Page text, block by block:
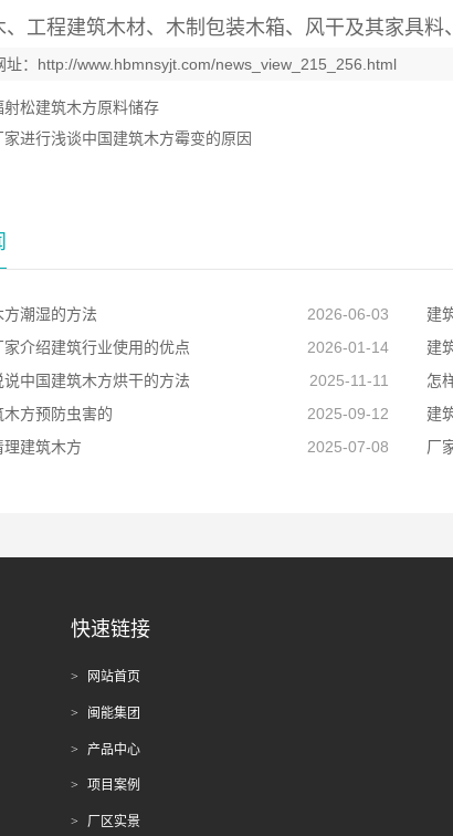
、工程建筑木材、木制包装木箱、风干及其家具料
： http://www.hbmnsyjt.com/news_view_215_256.html
射松建筑木方原料储存
家进行浅谈中国建筑木方霉变的原因
方潮湿的方法 2026-06-03 建
家介绍建筑行业使用的优点
2026-01-14 建
说中国建筑木方烘干的方法
2025-11-11 怎
方预防虫害的
2025-09-12 建
理建筑木方
2025-07-08 厂
快速链接
网站首页
闽能集团
产品中心
项目案例
厂区实景